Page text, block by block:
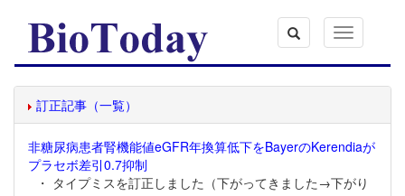
Toggle
navigation
訂正記事（一覧）
非糖尿病患者腎機能値eGFR年換算低下をBayerのKerendiaが
プラセボ差引0.7抑制
・ タイプミスを訂正しました（下がってきました→下がり